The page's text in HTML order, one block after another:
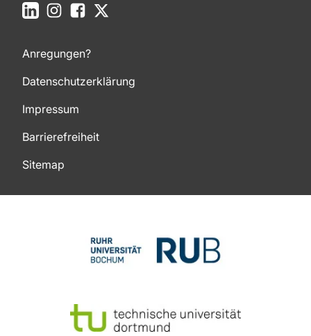
LinkedInInstagramFacebook
Anregungen?
Datenschutzerklärung
Impressum
Barrierefreiheit
Sitemap